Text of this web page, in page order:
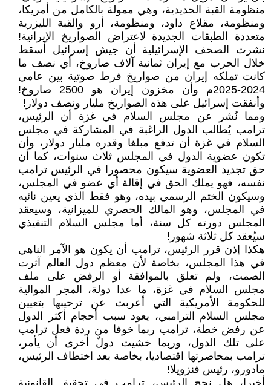
منظومة القبة الحديدية، وهي ممولة بالكامل من أمريكا،
ومنظومة، مقلاع داود، ومنظومة، أرو والقبة الليزرية
متعددة الطبقات الجديدة لاعتراض الصواريخ الإيرانية!
نشرت الصحف الإسرائيلية أن جيش إسرائيل أسقط
خلال الحرب مع إيران ثمانية آلاف صاروخ، أي نصف ما
كانت تملكه إيران من صواريخ فرط صوتية بين عامي
2024-2025م وأن مخزون إيران هو 2500 صاروخ!
وأنفقت إسرائيل على هذه الصواريخ مليار ونصف دولار!
ومما نُشر عن مجلس السلام في غزة أن الرئيس،
ترامب يُطالب الدول الراغبة في المشاركة في مجلس
السلام في غزة أن تدفع مبلغا وقدره مليار دولار، وأن
تكون عضوية الدول في المجلس ثلاث سنوات، كما أن
حق تجديد العضوية سيكون محصورا في الرئيس ترامب
نفسه، فهو يملك الحق في إقالة أي عضو في المجلس،
وسيكون الختم الرسمي بيده، وهو فقط الذي يعين نائبه
في المجلس، وهو المالك الحصري للميزانية، وسيعقد
المجلس دورته كل سنة، أما مجلس السلام التنفيذي
سيُعقد كل ثلاثة شهور!
هكذا إذن قرر الرئيس، ترامب أن يكون هو الآمر الناهي
في هذا المجلس، بخاصة لأن معظم دول العالم آثرت
الصمت، ولم تعلق بالموافقة أو الرفض على ملف
مجلس السلام في غزة، ما عدا دولة، المجر الموالية
للحكومة الأمريكية التي أعربت عن ترحيبها بتعيين
مجلس السلام الترامبي، يعود سبب أحجام أكثر الدول
عن رفض خطة، ترامب ربما خوفا من ردة فعل ترامب
على تلك الدول، وربما خشيت دولٌ أخرى أن يأمر،
ترامب بمحاصرتها اقتصاديا، بخاصة بعد اختطاف الرئيس،
مادورو، رئيس فنزويلا!